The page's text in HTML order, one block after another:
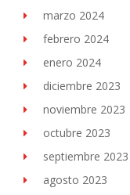
marzo 2024
febrero 2024
enero 2024
diciembre 2023
noviembre 2023
octubre 2023
septiembre 2023
agosto 2023